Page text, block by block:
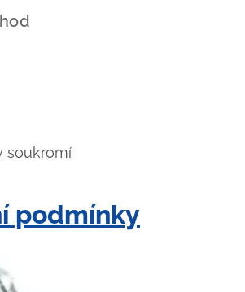
soukromí
podmínky